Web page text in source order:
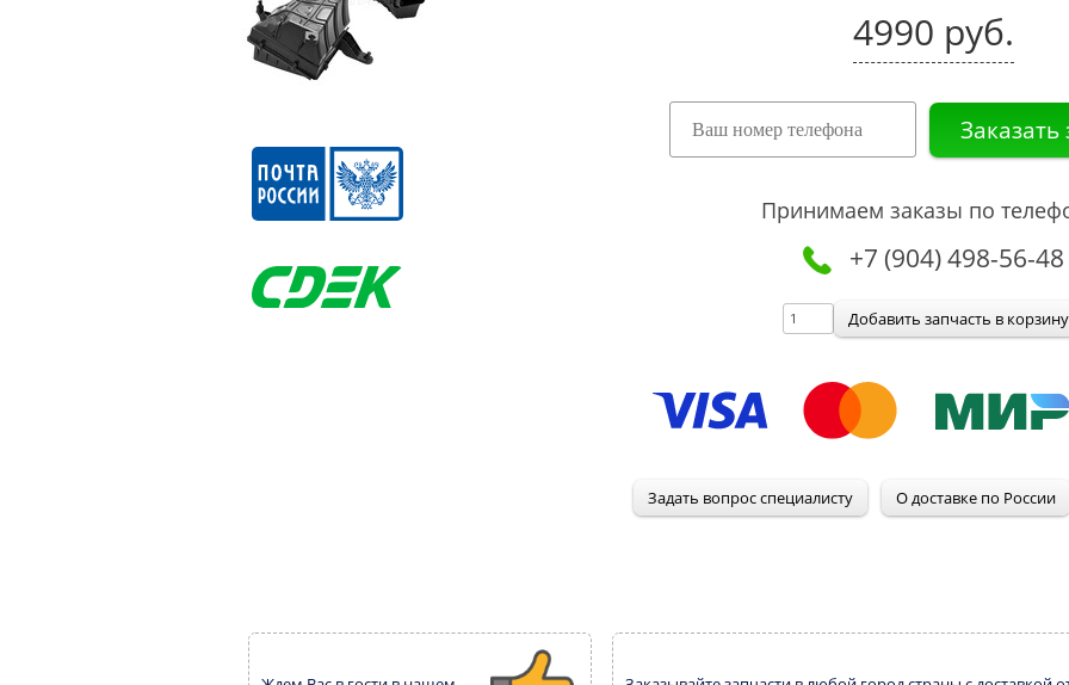
4990 руб.
Принимаем заказы по
+7 (904) 498-56-48